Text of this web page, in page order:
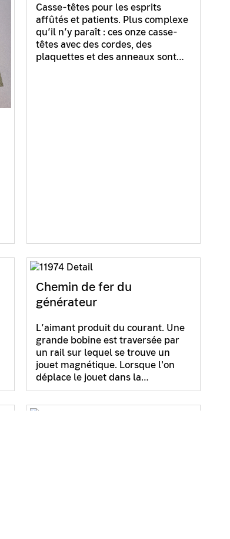
Casse-têtes pour les esprits
affûtés et patients. Plus complexe
qu’il n’y paraît : ces onze casse-
têtes avec des cordes, des
plaquettes et des anneaux sont…
Chemin de fer du
générateur
L’aimant produit du courant. Une
grande bobine est traversée par
un rail sur lequel se trouve un
jouet magnétique. Lorsque l'on
déplace le jouet dans la…